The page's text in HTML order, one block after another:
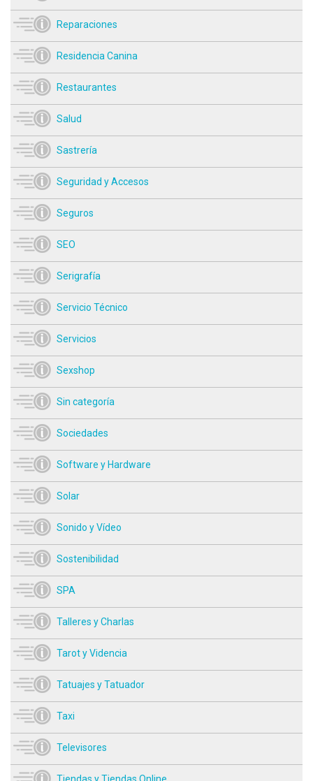
Reparaciones
Residencia Canina
Restaurantes
Salud
Sastrería
Seguridad y Accesos
Seguros
SEO
Serigrafía
Servicio Técnico
Servicios
Sexshop
Sin categoría
Sociedades
Software y Hardware
Solar
Sonido y Vídeo
Sostenibilidad
SPA
Talleres y Charlas
Tarot y Videncia
Tatuajes y Tatuador
Taxi
Televisores